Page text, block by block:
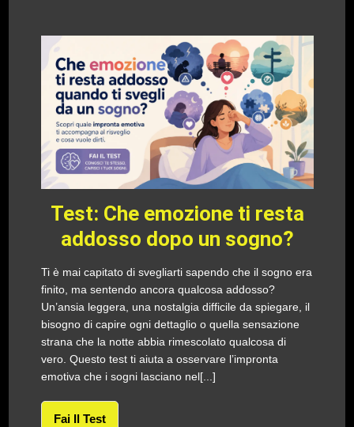
Test: Che emozione ti resta
addosso dopo un sogno?
Ti è mai capitato di svegliarti sapendo che il sogno era
finito, ma sentendo ancora qualcosa addosso?
Un’ansia leggera, una nostalgia difficile da spiegare, il
bisogno di capire ogni dettaglio o quella sensazione
strana che la notte abbia rimescolato qualcosa di
vero. Questo test ti aiuta a osservare l’impronta
emotiva che i sogni lasciano nel[...]
Fai Il Test